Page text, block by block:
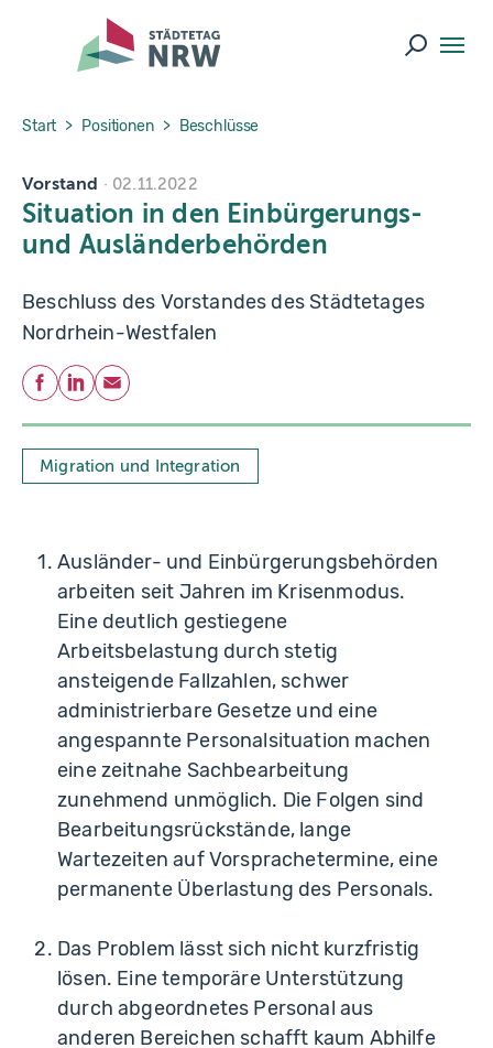
Skip to main navigation
Skip to main content
Skip to page footer
Suche
You are here:
Start Positionen Beschlüsse
Vorstand 02.11.2022
Situation in den Einbürgerungs-
und Ausländerbehörden
Beschluss des Vorstandes des Städtetages
Nordrhein-Westfalen
Teilen
Facebook
LinkedIn
E-Mail
Migration und Integration
Ausländer- und Einbürgerungsbehörden
arbeiten seit Jahren im Krisenmodus.
Eine deutlich gestiegene
Arbeitsbelastung durch stetig
ansteigende Fallzahlen, schwer
administrierbare Gesetze und eine
angespannte Personalsituation machen
eine zeitnahe Sachbearbeitung
zunehmend unmöglich. Die Folgen sind
Bearbeitungsrückstände, lange
Wartezeiten auf Vorsprachetermine, eine
permanente Überlastung des Personals.
Das Problem lässt sich nicht kurzfristig
lösen. Eine temporäre Unterstützung
durch abgeordnetes Personal aus
anderen Bereichen schafft kaum Abhilfe